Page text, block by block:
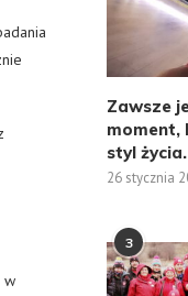
w
Zawsze
moment,
styl życia.
26 stycznia
3